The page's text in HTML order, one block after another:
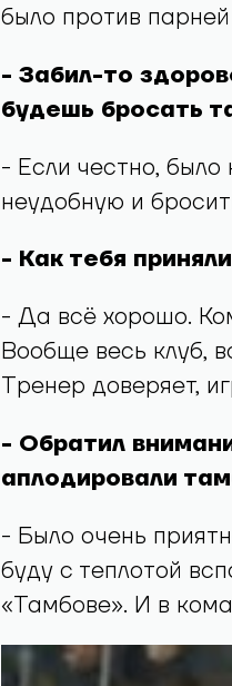
было против
- Забил-то
будешь бросать
- Если честно,
неудобную и
- Как тебя
- Да всё хорошо.
Вообще весь клуб,
Тренер доверяет,
- Обратил
аплодировали
- Было очень
буду с теплотой
«Тамбове». И в